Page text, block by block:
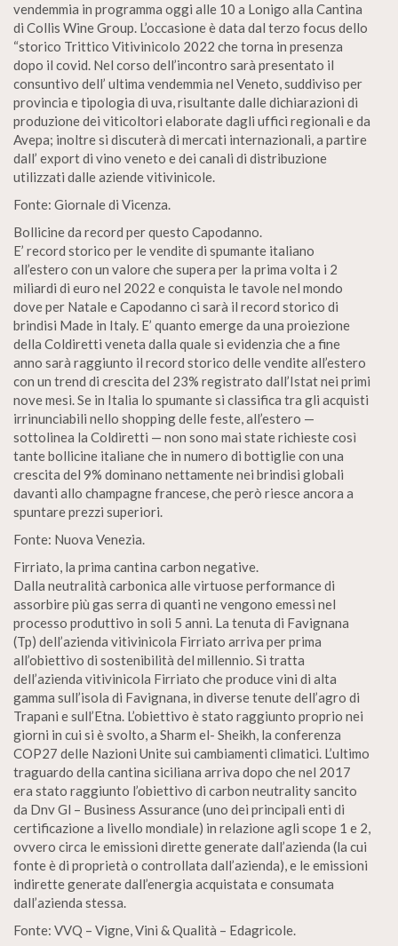
vendemmia in programma oggi alle 10 a Lonigo alla Cantina
di Collis Wine Group. L’occasione è data dal terzo focus dello
“storico Trittico Vitivinicolo 2022 che torna in presenza
dopo il covid. Nel corso dell’incontro sarà presentato il
consuntivo dell’ ultima vendemmia nel Veneto, suddiviso per
provincia e tipologia di uva, risultante dalle dichiarazioni di
produzione dei viticoltori elaborate dagli uffici regionali e da
Avepa; inoltre si discuterà di mercati internazionali, a partire
dall’ export di vino veneto e dei canali di distribuzione
utilizzati dalle aziende vitivinicole.
Fonte: Giornale di Vicenza.
Bollicine da record per questo Capodanno.
E’ record storico per le vendite di spumante italiano
all’estero con un valore che supera per la prima volta i 2
miliardi di euro nel 2022 e conquista le tavole nel mondo
dove per Natale e Capodanno ci sarà il record storico di
brindisi Made in Italy. E’ quanto emerge da una proiezione
della Coldiretti veneta dalla quale si evidenzia che a fine
anno sarà raggiunto il record storico delle vendite all’estero
con un trend di crescita del 23% registrato dall’Istat nei primi
nove mesi. Se in Italia lo spumante si classifica tra gli acquisti
irrinunciabili nello shopping delle feste, all’estero —
sottolinea la Coldiretti — non sono mai state richieste così
tante bollicine italiane che in numero di bottiglie con una
crescita del 9% dominano nettamente nei brindisi globali
davanti allo champagne francese, che però riesce ancora a
spuntare prezzi superiori.
Fonte: Nuova Venezia.
Firriato, la prima cantina carbon negative.
Dalla neutralità carbonica alle virtuose performance di
assorbire più gas serra di quanti ne vengono emessi nel
processo produttivo in soli 5 anni. La tenuta di Favignana
(Tp) dell’azienda vitivinicola Firriato arriva per prima
all’obiettivo di sostenibilità del millennio. Si tratta
dell’azienda vitivinicola Firriato che produce vini di alta
gamma sull’isola di Favignana, in diverse tenute dell’agro di
Trapani e sull’Etna. L’obiettivo è stato raggiunto proprio nei
giorni in cui si è svolto, a Sharm el- Sheikh, la conferenza
COP27 delle Nazioni Unite sui cambiamenti climatici. L’ultimo
traguardo della cantina siciliana arriva dopo che nel 2017
era stato raggiunto l’obiettivo di carbon neutrality sancito
da Dnv Gl – Business Assurance (uno dei principali enti di
certificazione a livello mondiale) in relazione agli scope 1 e 2,
ovvero circa le emissioni dirette generate dall’azienda (la cui
fonte è di proprietà o controllata dall’azienda), e le emissioni
indirette generate dall’energia acquistata e consumata
dall’azienda stessa.
Fonte: VVQ – Vigne, Vini & Qualità – Edagricole.